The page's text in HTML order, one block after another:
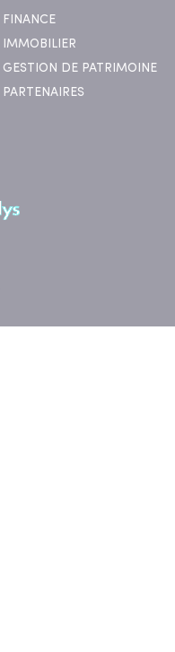
FINANCE
IMMOBILIER
GESTION DE PATRIMOINE
PARTENAIRES